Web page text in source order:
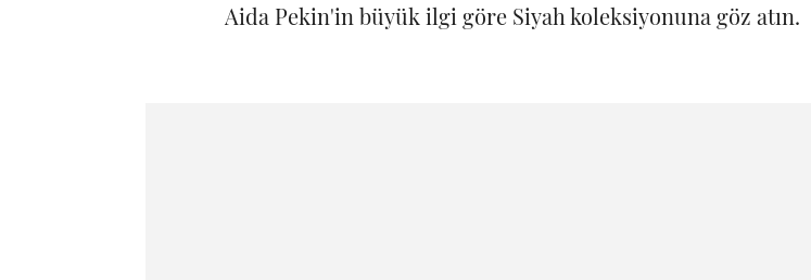
Aida Pekin'in büyük ilgi göre Siyah koleksiyonuna göz atın.